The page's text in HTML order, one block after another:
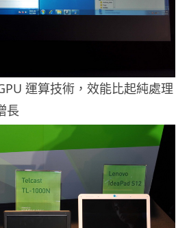
運算技術，效能比起純處理
長